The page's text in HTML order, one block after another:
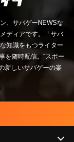
、サバゲーNEWSな
ディアです。「サバ
知識をもつライター
を随時配信。“スポー
新しいサバゲーの楽